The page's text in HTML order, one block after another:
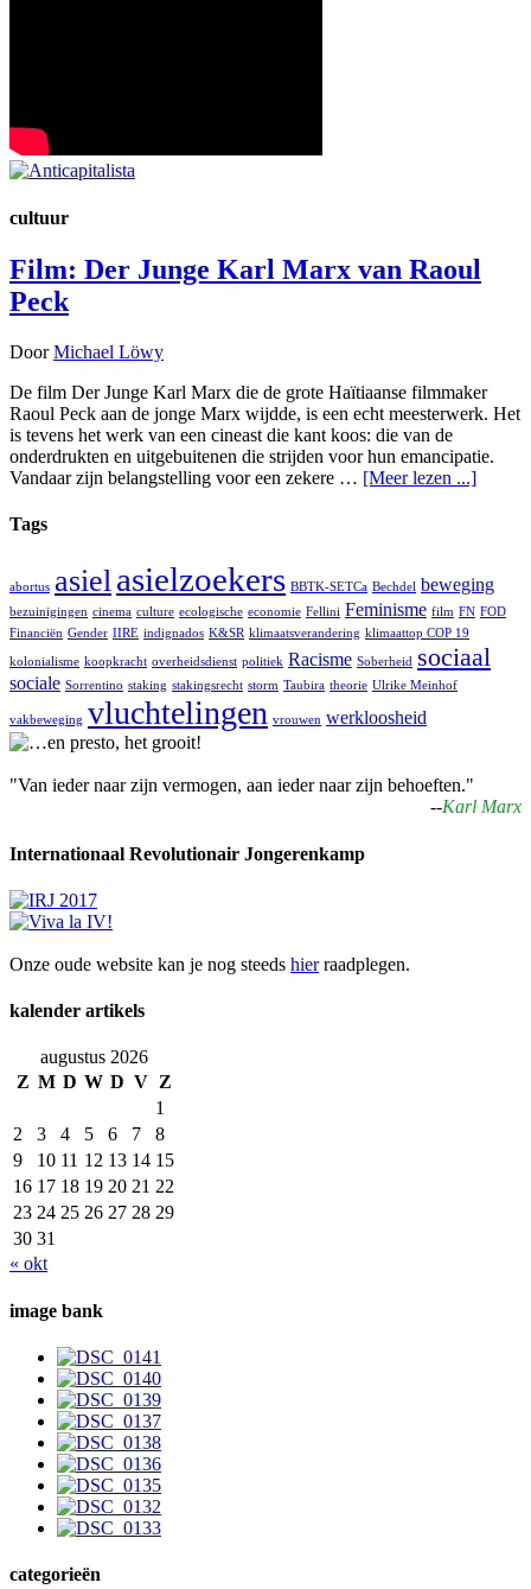
cultuur
Film: Der Junge Karl Marx van Raoul
Peck
DoorMichael Löwy
De film Der Junge Karl Marx die de grote Haïtiaanse filmmaker
Raoul Peck aan de jonge Marx wijdde, is een echt meesterwerk. Het
is tevens het werk van een cineast die kant koos: die van de
onderdrukten en uitgebuitenen die strijden voor hun emancipatie.
Vandaar zijn belangstelling voor een zekere … [Meer lezen ...]
Tags
abortus asielasielzoekers BBTK-SETCa Bechdel beweging
bezuinigingen cinema culture ecologische economie Fellini Feminisme film FN FOD
Financiën Gender IIRE indignados K&SR klimaatsverandering klimaattop COP 19
kolonialisme koopkracht overheidsdienst politiek Racisme Soberheid sociaal
sociale Sorrentino staking stakingsrecht storm Taubira theorie Ulrike Meinhof
vakbeweging vluchtelingen vrouwen werkloosheid
"Van ieder naar zijn vermogen, aan ieder naar zijn behoeften."
--Karl Marx
Internationaal Revolutionair Jongerenkamp
Onze oude website kan je nog steeds hierraadplegen.
kalender artikels
augustus 2026
Z M D W D V Z
1
2
3 4 5 6 7
8
9
10 11 12 13 14 15
16 17 18 19 20 21 22
23 24 25 26 27 28 29
30 31
« okt
image bank
categorieën